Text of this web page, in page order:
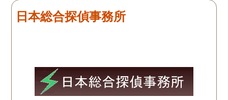
度、自分でも行動パターン
の把握をしていましたが、
ズでした。 とくに、急なお
願いの時に人員を手配して
頂き、ホテルからの証拠を
日本総合探偵事務所